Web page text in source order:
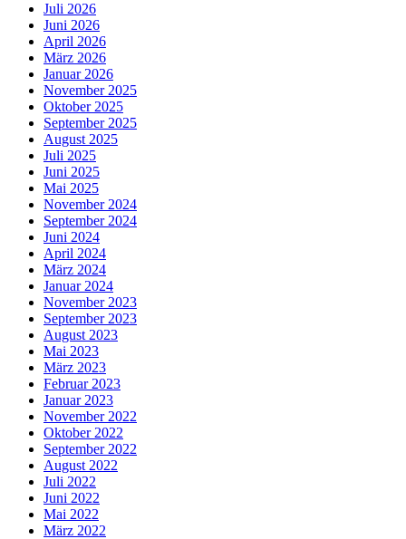
Juli 2026
Juni 2026
April 2026
März 2026
Januar 2026
November 2025
Oktober 2025
September 2025
August 2025
Juli 2025
Juni 2025
Mai 2025
November 2024
September 2024
Juni 2024
April 2024
März 2024
Januar 2024
November 2023
September 2023
August 2023
Mai 2023
März 2023
Februar 2023
Januar 2023
November 2022
Oktober 2022
September 2022
August 2022
Juli 2022
Juni 2022
Mai 2022
März 2022